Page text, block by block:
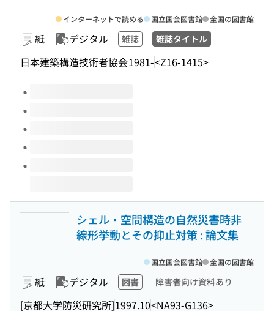
紙 デジタル 雑誌 雑誌タイトル
日本建築構造技術者協会1981-<Z16-1415>
インターネットで読める 国立国会図書館 全国の図書館
このタイトルの巻号
シェル・空間構造の自然災害時非
線形挙動とその抑止対策 : 論文集
紙 デジタル 図書 障害者向け資料あり
[京都大学防災研究所]1997.10<NA93-G136>
国立国会図書館 全国の図書館